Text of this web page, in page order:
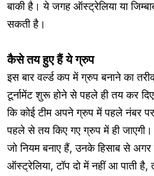
बाकी है। ये जगह ऑस्ट्रेलिया या
सकती है।
कैसे तय हुए हैं ये ग्रुप
इस बार वर्ल्ड कप में ग्रुप बनाने का
टूर्नामेंट शुरू होने से पहले ही तय कर
कि कोई टीम अपने ग्रुप में पहले नंबर
पहले से तय किए गए ग्रुप में ही
जो नियम बनाए हैं, उनके हिसाब से
ऑस्ट्रेलिया, टॉप दो में नहीं आ पाती